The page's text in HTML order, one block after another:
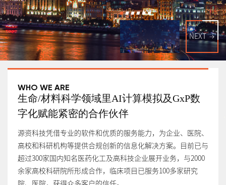
NEXT
WHO WE ARE
生命/材料科学领域里AI计算模拟及GxP数
字化赋能紧密的合作伙伴
源资科技凭借专业的软件和优质的服务能力，为企业、医院、
高校和科研机构等提供合规创新的信息化解决方案。目前已与
超过300家国内知名医药化工及高科技企业展开业务，与2000
余家高校科研院所形成合作，临床项目已服务100多家研究
院、医院，获得众多客户的信任。